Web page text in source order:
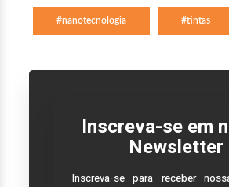
#nanotecnologia #tintas
Inscreva-se em
Newsletter
Inscreva-se para receber